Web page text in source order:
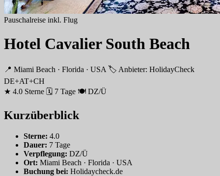
Pauschalreise inkl. Flug
Hotel Cavalier South Beach
📍 Miami Beach · Florida · USA 🏷 Anbieter: HolidayCheck
DE+AT+CH
★ 4.0 Sterne 🗓 7 Tage 🍽 DZ/Ü
Kurzüberblick
Sterne: 4.0
Dauer: 7 Tage
Verpflegung: DZ/Ü
Ort: Miami Beach · Florida · USA
Buchung bei: Holidaycheck.de